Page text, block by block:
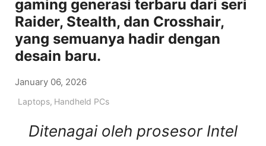
gaming generasi terbaru dari seri
Raider, Stealth, dan Crosshair,
yang semuanya hadir dengan
desain baru.
January 06, 2026
Laptops, Handheld PCs
Ditenagai oleh prosesor Intel